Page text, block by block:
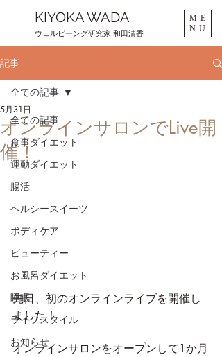
KIYOKA WADA
ウェルビーング研究家 和田清香
ME
NU
記事
全ての記事
食事ダイエット
運動ダイエット
腸活
ヘルシースイーツ
ボディケア
ビューティー
お風呂ダイエット
睡眠
ライフスタイル
お知らせ
全ての記事
オンラインサロンでLive開
催！
5月31日
先日、初のオンラインライブを開催し
ました！
オンラインサロンをオープンして1か月